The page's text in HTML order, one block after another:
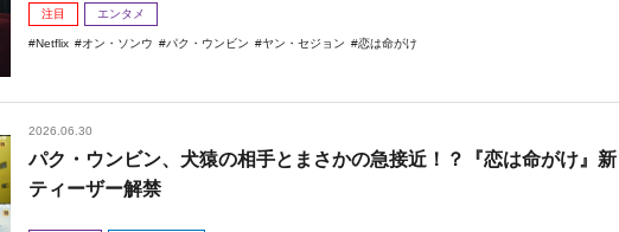
注目 エンタメ
Netflix オン・ソンウ パク・ウンビン ヤン・セジョン 恋は命がけ
2026.06.30
パク・ウンビン、犬猿の相手とまさかの急接近！？『恋は命がけ』新
ティーザー解禁